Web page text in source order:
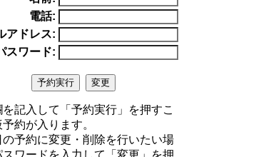
電話:
アドレス:
スワード:
を記入して「予約実行」を押すこ
約が入ります。
の予約に変更・削除を行いたい場
スワードを入力して「変更」を押